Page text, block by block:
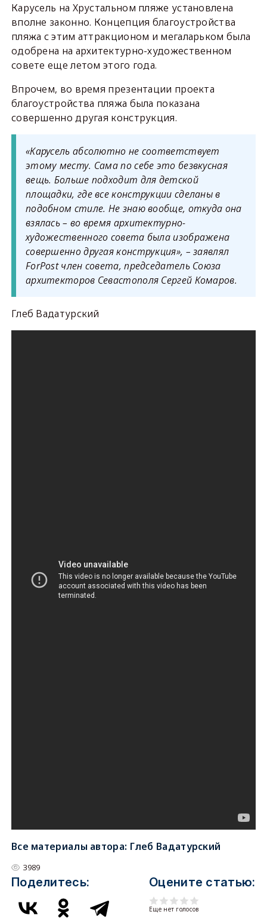
Карусель на Хрустальном пляже установлена
вполне законно. Концепция благоустройства
пляжа с этим аттракционом и мегаларьком была
одобрена на архитектурно-художественном
совете еще летом этого года.
Впрочем, во время презентации проекта
благоустройства пляжа была показана
совершенно другая конструкция.
«Карусель абсолютно не соответствует
этому месту. Сама по себе это безвкусная
вещь. Больше подходит для детской
площадки, где все конструкции сделаны в
подобном стиле. Не знаю вообще, откуда она
взялась – во время архитектурно-
художественного совета была изображена
совершенно другая конструкция», – заявлял
ForPost член совета, председатель Союза
архитекторов Севастополя Сергей Комаров.
Глеб Вадатурский
Все материалы автора: Глеб Вадатурский
3989
Поделитесь: Оцените статью:
Еще нет голосов